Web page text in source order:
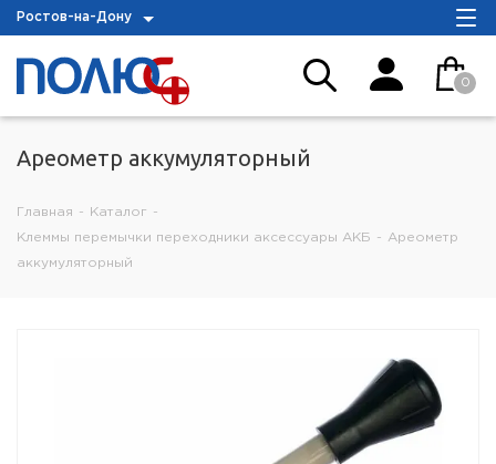
Ростов-на-Дону
0
Ареометр аккумуляторный
Главная - Каталог -
Клеммы перемычки переходники аксессуары АКБ - Ареометр
аккумуляторный